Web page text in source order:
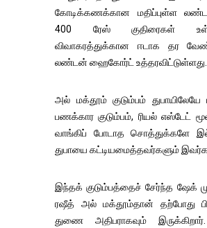
கோடிக்கணக்கான மதிப்புள்ள
400 ரேஸ் குதிரைகள்
விவாகரத்துக்கான ஈடாக தர
லண்டன் ஹைகோர்ட் உத்தரவிட்டுள்ளது.
அல் மக்தூம் குடும்பம் துபாயிலேயே
பணக்கார குடும்பம், ரியல் எஸ்டேட்
வாங்கிப் போடாத சொத்துக்களே
துபாயை கட்டியமைத்தவர்களும்
இந்தக் குடும்பத்தைச் சேர்ந்த ஷேக்
ரஷீத் அல் மக்தூம்தான் தற்போது
துணை அதிபராகவும்